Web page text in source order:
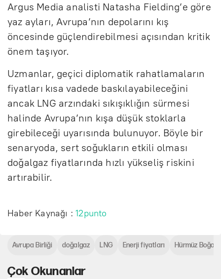
Argus Media analisti Natasha Fielding’e göre
yaz ayları, Avrupa’nın depolarını kış
öncesinde güçlendirebilmesi açısından kritik
önem taşıyor.
Uzmanlar, geçici diplomatik rahatlamaların
fiyatları kısa vadede baskılayabileceğini
ancak LNG arzındaki sıkışıklığın sürmesi
halinde Avrupa’nın kışa düşük stoklarla
girebileceği uyarısında bulunuyor. Böyle bir
senaryoda, sert soğukların etkili olması
doğalgaz fiyatlarında hızlı yükseliş riskini
artırabilir.
Haber Kaynağı :12punto
Çok Okunanlar
Avrupa Birliği doğalgaz LNG Enerji fiyatları Hürmüz Boğazı